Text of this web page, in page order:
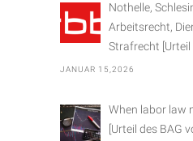
Nothelle,
Arbeitsrecht,
Strafrecht [Urteil
JANUAR 15,2026
When labor law
[Urteil des BAG